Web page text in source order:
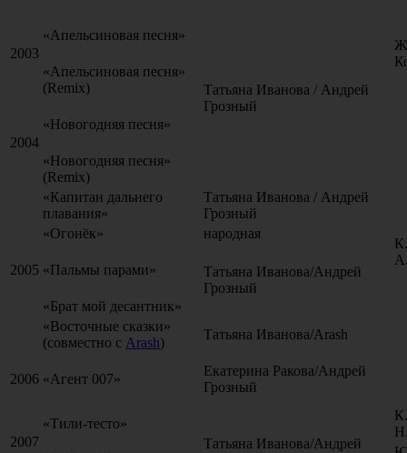
2003
«Апельсиновая песня»
Татьяна Иванова / Андрей
Грозный
«Апельсиновая песня»
(Remix)
2004
«Новогодняя песня»
«Новогодняя песня»
(Remix)
2005
«Капитан дальнего
плавания»
Татьяна Иванова / Андрей
Грозный
«Огонёк»
народная
«Пальмы парами»
Татьяна Иванова/Андрей
Грозный
«Брат мой десантник»
«Восточные сказки»
(совместно с Arash)
Татьяна Иванова/Arash
2006 «Агент 007»
Екатерина Ракова/Андрей
Грозный
2007
«Тили-тесто»
Татьяна Иванова/Андрей